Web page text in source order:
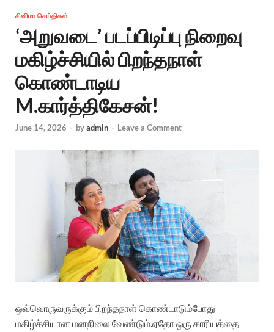
சினிமா செய்திகள்
‘அறுவடை’ படப்பிடிப்பு நிறைவு
மகிழ்ச்சியில் பிறந்தநாள்
கொண்டாடிய
M.கார்த்திகேசன்!
June 14, 2026 - byadmin - Leave a Comment
ஒவ்வொருவருக்கும் பிறந்தநாள் கொண்டாடும்போது
மகிழ்ச்சியான மனநிலை வேண்டும்.ஏதோ ஒரு காரியத்தை